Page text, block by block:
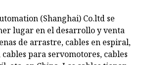
(Shanghai) Co.ltd se
lugar en el desarrollo y venta
de arrastre, cables en espiral,
para servomotores, cables